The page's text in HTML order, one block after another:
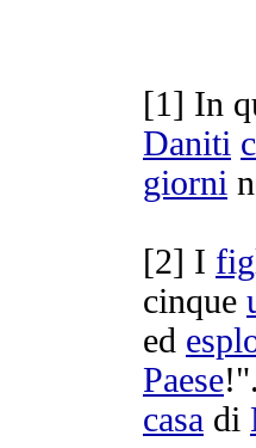
[1] In
Daniti
giorni
[2] I
cinque
ed
Paese
casa di